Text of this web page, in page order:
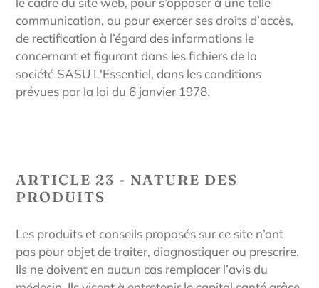
communication, ou pour exercer ses droits d’accès,
de rectification à l’égard des informations le
concernant et figurant dans les fichiers de la
société SASU L'Essentiel, dans les conditions
prévues par la loi du 6 janvier 1978.
ARTICLE 23 - NATURE DES
PRODUITS
Les produits et conseils proposés sur ce site n’ont
pas pour objet de traiter, diagnostiquer ou prescrire.
Ils ne doivent en aucun cas remplacer l’avis du